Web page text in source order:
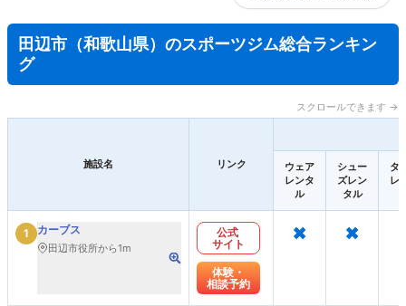
田辺市（和歌山県）のスポーツジム総合ランキン
グ
スクロールできます →
施設名 リンク
ウェア
レンタ
ル
シュー
ズレン
タル
タ
レ
1 カーブス
田辺市役所から1m
公式
サイト
体験・
相談予約
× ×